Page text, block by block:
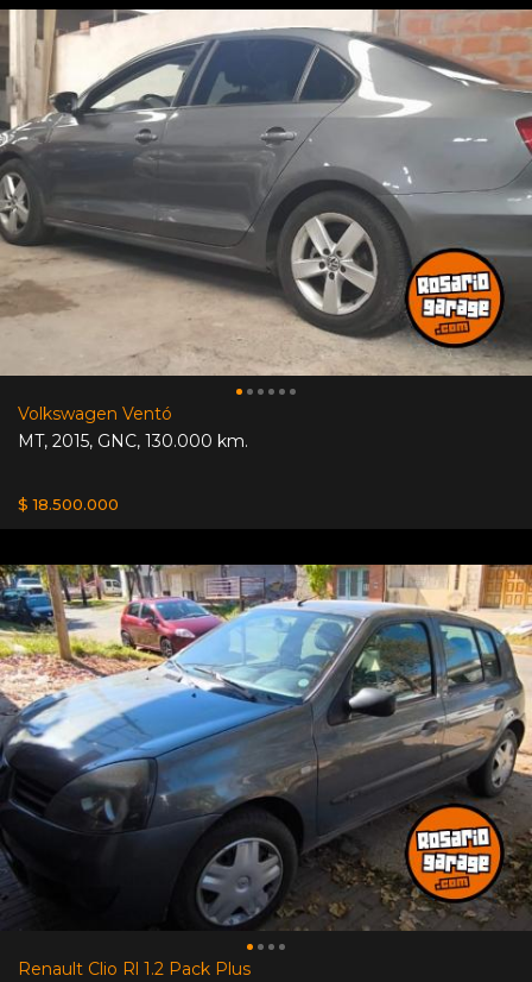
Volkswagen Ventó
MT, 2015, GNC, 130.000 km.
$ 18.500.000
Renault Clio Rl 1.2 Pack Plus